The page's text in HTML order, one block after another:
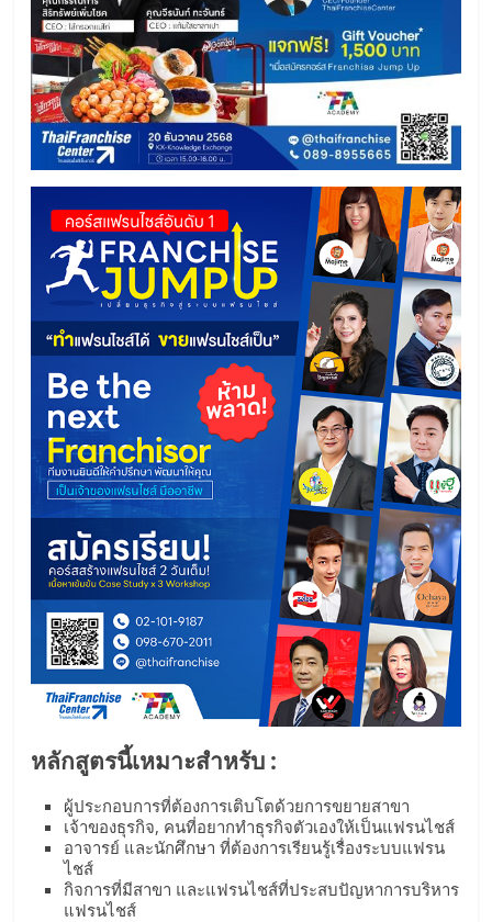
ปรึกษา
แฟ
รน
ไชส์,
รวม
แฟ
ไชส์
แฟ
หน้า
บ้าน
ลงทุน
ปรึกษา
ขยาย
หลักสูตรนี้เหมาะสำหรับ :
ผู้ประกอบการที่ต้องการเติบโตด้วยการขยายสาขา
เจ้าของธุรกิจ, คนที่อยากทำธุรกิจตัวเองให้เป็นแฟรนไชส์
อาจารย์ และนักศึกษา ที่ต้องการเรียนรู้เรื่องระบบแฟรน
ไชส์
กิจการที่มีสาขา และแฟรนไชส์ที่ประสบปัญหาการบริหาร
แฟรนไชส์